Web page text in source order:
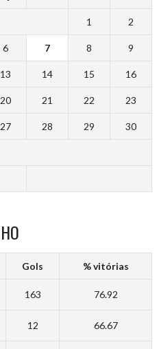
1 2
6 7 8 9
13 14 15 16
20 21 22 23
27 28 29 30
Gols % vitórias
163 76.92
12 66.67